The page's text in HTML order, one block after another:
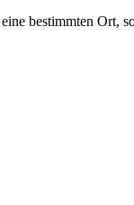
bestimmten Ort,